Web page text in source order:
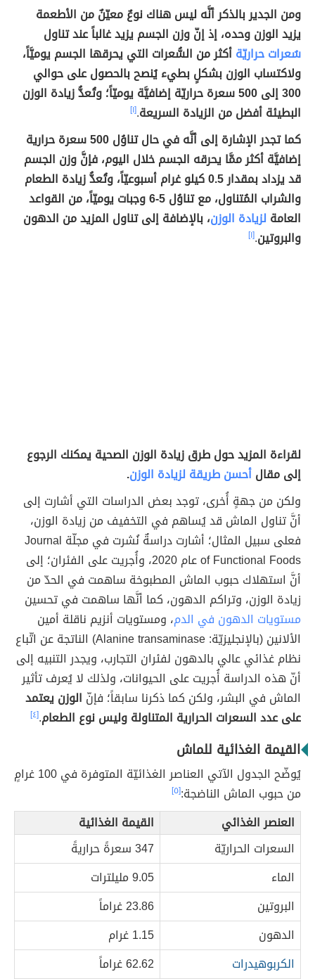
ومن الجدير بالذكر أنَّه ليس هناك نوعٌ معيّنٌ من الأطعمة
يزيد الوزن وحده، إذ إنّ وزن الجسم يزيد غالباً عند تناول
سُعرات حراريّةأكثر من السُّعرات التي يحرقها الجسم يوميَّاً،
ولاكتساب الوزن بشكلٍ بطيء يُنصح بالحصول على حوالي
300 إلى 500 سعرة حراريّة إضافيَّة يوميّاً؛ وتُعدُّ زيادة الوزن
البطيئة أفضل من الزيادة السريعة.[١]
كما تجدر الإشارة إلى أنَّه في حال تناوُل 500 سعرة حرارية
إضافيَّة أكثر ممَّا يحرقه الجسم خلال اليوم، فإنَّ وزن الجسم
قد يزداد بمقدار 0.5 كيلو غرام أسبوعيّاً، وتُعدُّ زيادة الطعام
والشراب المُتناول، مع تناوُل 5-6 وجبات يوميّاً، من القواعد
العامة لزيادة الوزن، بالإضافة إلى تناول المزيد من الدهون
والبروتين.[١]
لقراءة المزيد حول طرق زيادة الوزن الصحية يمكنك الرجوع
إلى مقالأحسن طريقة لزيادة الوزن.
ولكن من جهةٍ أُخرى، توجد بعض الدراسات التي أشارت إلى
أنَّ تناول الماش قد يُساهم في التخفيف من زيادة الوزن،
فعلى سبيل المثال؛ أشارت دراسةٌ نُشرت في مجلّة Journal
of Functional Foods عام 2020، وأُجريت على الفئران؛ إلى
أنَّ استهلاك حبوب الماش المطبوخة ساهمت في الحدّ من
زيادة الوزن، وتراكم الدهون، كما أنَّها ساهمت في تحسين
مستويات الدهون في الدم، ومستويات أنزيم ناقلة أمين
الألانين (بالإنجليزيّة: Alanine transaminase)‏ الناتجة عن اتّباع
نظام غذائي عالي بالدهون لفئران التجارب، ويجدر التنبيه إلى
أنّ هذه الدراسة أُجريت على الحيوانات، ولذلك لا يُعرف تأثير
الماش في البشر، ولكن كما ذكرنا سابقاً؛ فإنّ الوزن يعتمد
على عدد السعرات الحرارية المتناولة وليس نوع الطعام.[٤]
القيمة الغذائية للماش
يُوضّح الجدول الآتي العناصر الغذائيّة المتوفرة في 100 غرامٍ
من حبوب الماش الناضجة:[٥]
العنصر الغذائي
القيمة الغذائية
السعرات الحراريّة
347 سعرةً حراريةً
الماء
9.05 مليلترات
البروتين
23.86 غراماً
الدهون
1.15 غرام
الكربوهيدرات
62.62 غراماً